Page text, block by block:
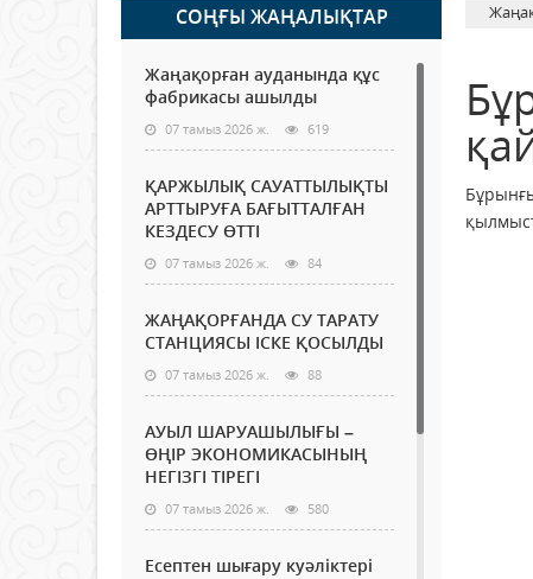
СОҢҒЫ ЖАҢАЛЫҚТАР
Жаңақорған ауданында құс
фабрикасы ашылды
07 тамыз 2026 ж. 619
ҚАРЖЫЛЫҚ САУАТТЫЛЫҚТЫ
АРТТЫРУҒА БАҒЫТТАЛҒАН
КЕЗДЕСУ ӨТТІ
07 тамыз 2026 ж. 84
ЖАҢАҚОРҒАНДА СУ ТАРАТУ
СТАНЦИЯСЫ ІСКЕ ҚОСЫЛДЫ
07 тамыз 2026 ж. 88
АУЫЛ ШАРУАШЫЛЫҒЫ –
ӨҢІР ЭКОНОМИКАСЫНЫҢ
НЕГІЗГІ ТІРЕГІ
07 тамыз 2026 ж. 580
Есептен шығару куәліктері